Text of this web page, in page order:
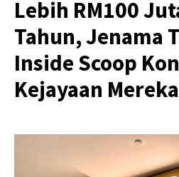
Lebih RM100
Tahun, Jenama
Inside Scoop
Kejayaan Mereka